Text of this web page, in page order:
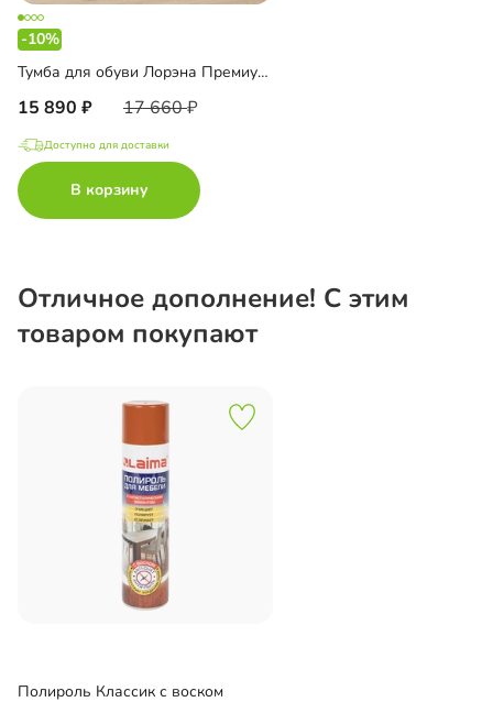
-10%
Тумба для обуви Лорэна Премиум Эко
15 890 17 660
Доступно для доставки
В корзину
Отличное дополнение! С этим
товаром покупают
Полироль Классик с воском